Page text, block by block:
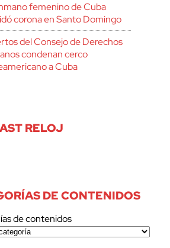
femenino de Cuba
corona en Santo Domingo
del Consejo de Derechos
condenan cerco
a Cuba
RELOJ
DE CONTENIDOS
de contenidos